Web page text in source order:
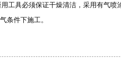
工具必须保证干燥清洁，采用有气喷
条件下施工。